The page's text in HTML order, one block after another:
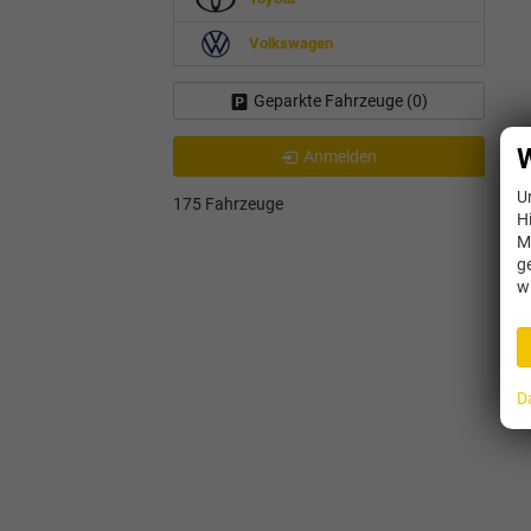
Volkswagen
Geparkte Fahrzeuge (0)
Anmelden
175 Fahrzeuge